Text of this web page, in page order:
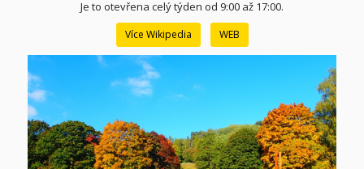
Je to otevřena celý týden od 9:00 až 17:00.
Více Wikipedia WEB